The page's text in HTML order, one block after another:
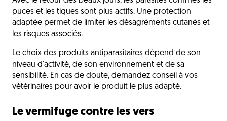
puces et les tiques sont plus actifs. Une protection
adaptée permet de limiter les désagréments cutanés et
les risques associés.
Le choix des produits antiparasitaires dépend de son
niveau d'activité, de son environnement et de sa
sensibilité. En cas de doute, demandez conseil à vos
vétérinaires pour avoir le produit le plus adapté.
Le vermifuge contre les vers